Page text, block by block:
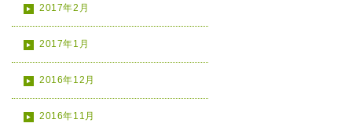
2017年2月
2017年1月
2016年12月
2016年11月